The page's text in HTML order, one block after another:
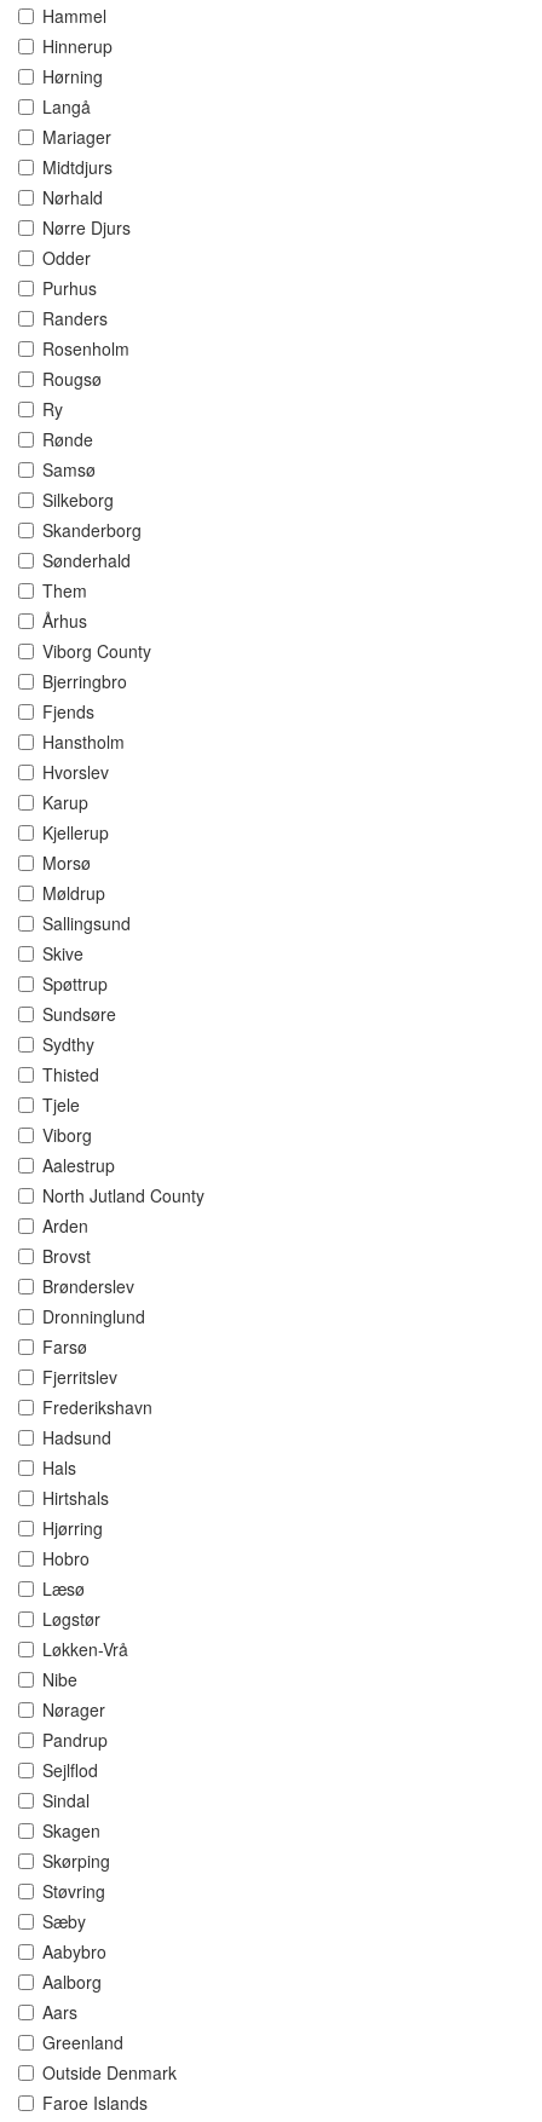
Hammel
Hinnerup
Hørning
Langå
Mariager
Midtdjurs
Nørhald
Nørre Djurs
Odder
Purhus
Randers
Rosenholm
Rougsø
Ry
Rønde
Samsø
Silkeborg
Skanderborg
Sønderhald
Them
Århus
Viborg County
Bjerringbro
Fjends
Hanstholm
Hvorslev
Karup
Kjellerup
Morsø
Møldrup
Sallingsund
Skive
Spøttrup
Sundsøre
Sydthy
Thisted
Tjele
Viborg
Aalestrup
North Jutland County
Arden
Brovst
Brønderslev
Dronninglund
Farsø
Fjerritslev
Frederikshavn
Hadsund
Hals
Hirtshals
Hjørring
Hobro
Læsø
Løgstør
Løkken-Vrå
Nibe
Nørager
Pandrup
Sejlflod
Sindal
Skagen
Skørping
Støvring
Sæby
Aabybro
Aalborg
Aars
Greenland
Outside Denmark
Faroe Islands